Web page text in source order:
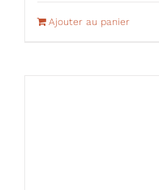
Ajouter au panier